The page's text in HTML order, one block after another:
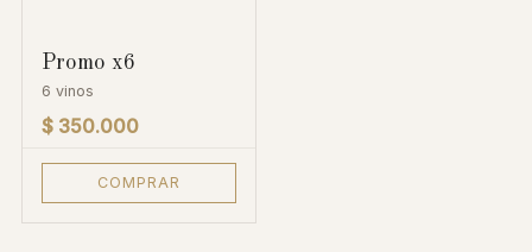
Promo x6
6 vinos
$ 350.000
COMPRAR